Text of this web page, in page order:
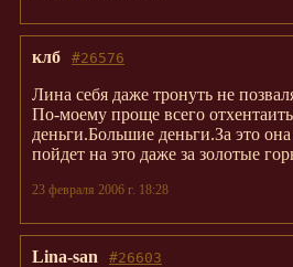
#26576
клб
Лина себя даже тронуть не
По-моему проще всего
деньги.Большие деньги.За это
пойдет на это даже за золотые
23 февраля 2006 г. 18:28
#26603
Lina-san